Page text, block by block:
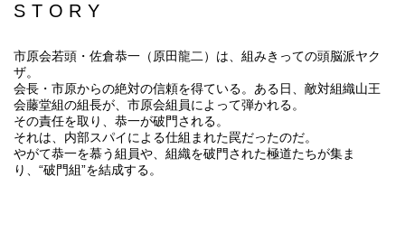
STORY
市原会若頭・佐倉恭一（原田龍二）は、組みきっての頭脳派ヤク
ザ。
会長・市原からの絶対の信頼を得ている。ある日、敵対組織山王
会藤堂組の組長が、市原会組員によって弾かれる。
その責任を取り、恭一が破門される。
それは、内部スパイによる仕組まれた罠だったのだ。
やがて恭一を慕う組員や、組織を破門された極道たちが集ま
り、“破門組”を結成する。